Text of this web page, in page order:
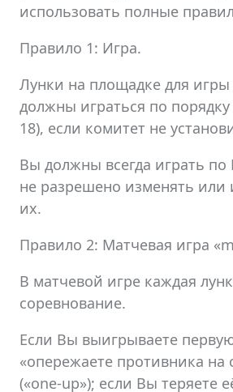
использовать полные
Правило 1: Игра.
Лунки на площадке для игры
должны играться по
18), если комитет не
Вы должны всегда играть
не разрешено изменять или
их.
Правило 2: Матчевая игра
В матчевой игре каждая
соревнование.
Если Вы выигрываете
«опережаете противника на
(«one-up»); если Вы теряете